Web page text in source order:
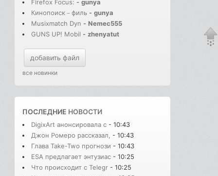
Firefox Focus: - gunya
Кинопоиск－филь - gunya
Musixmatch Dyn - Nemec555
GUNS UP! Mobil - zhenyatut
добавить файл
все новинки
ПОСЛЕДНИЕ НОВОСТИ
DigixArt анонсировала с - 10:43
Джон Ромеро рассказал, - 10:43
Глава Take-Two прогнози - 10:43
ESA предлагает энтузиас - 10:25
Что происходит с Telegr - 10:25